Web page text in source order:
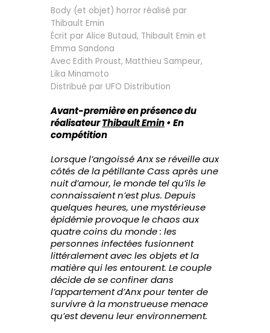
Body (et objet) horror réalisé par
Thibault Emin
Écrit par Alice Butaud, Thibault Emin et
Emma Sandona
Avec Edith Proust, Matthieu Sampeur,
Lika Minamoto
Distribué par UFO Distribution
Avant-première en présence du
réalisateurThibault Emin• En
compétition
Lorsque l’angoissé Anx se réveille aux
côtés de la pétillante Cass après une
nuit d’amour, le monde tel qu’ils le
connaissaient n’est plus. Depuis
quelques heures, une mystérieuse
épidémie provoque le chaos aux
quatre coins du monde : les
personnes infectées fusionnent
littéralement avec les objets et la
matière qui les entourent. Le couple
décide de se confiner dans
l’appartement d’Anx pour tenter de
survivre à la monstrueuse menace
qu’est devenu leur environnement.